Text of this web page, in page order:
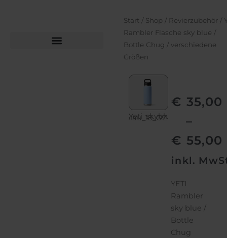
Start / Shop / Revierzubehör /
Rambler Flasche sky blue /
Bottle Chug / verschiedene
Größen
Yeti_skyblue_26_OZYeti_skyblue_36_OZ
€ 35,00
–
€ 55,00
inkl.
YETI
Rambler
sky blue /
Bottle
Chug